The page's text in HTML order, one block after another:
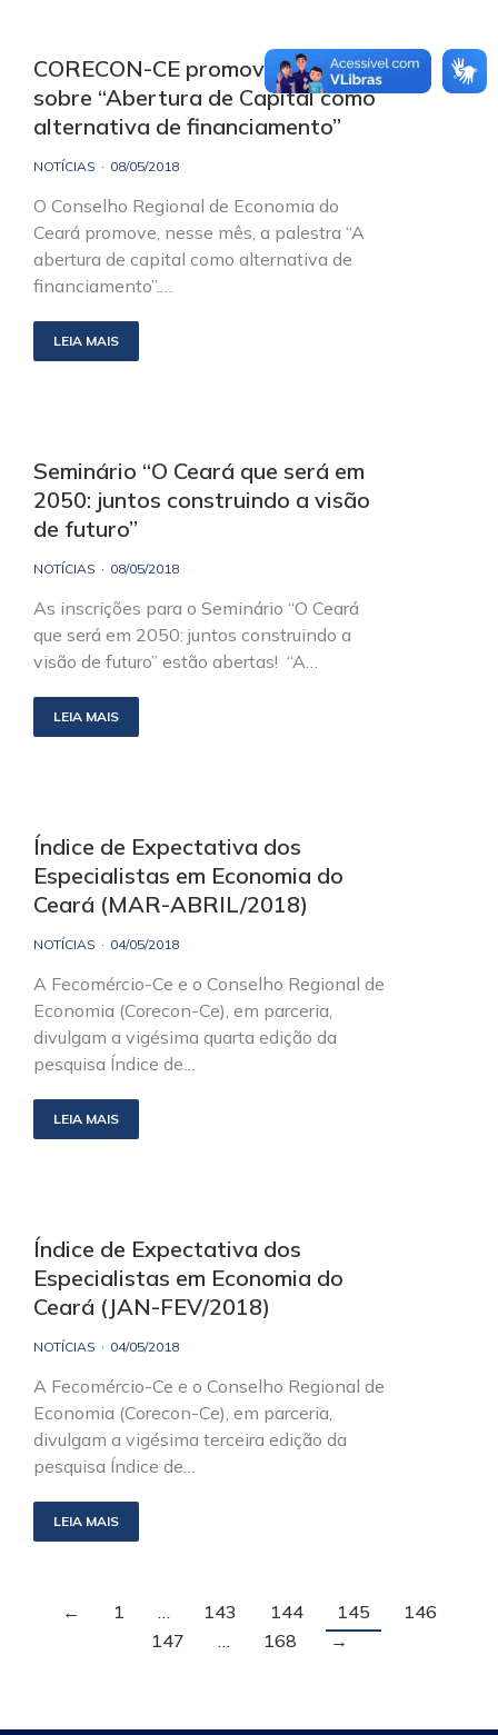
CORECON-CE promove palestra
sobre “Abertura de Capital como
alternativa de financiamento”
NOTÍCIAS 08/05/2018
O Conselho Regional de Economia do
Ceará promove, nesse mês, a palestra “A
abertura de capital como alternativa de
financiamento”.…
LEIA MAIS
Seminário “O Ceará que será em
2050: juntos construindo a visão
de futuro”
NOTÍCIAS 08/05/2018
As inscrições para o Seminário “O Ceará
que será em 2050: juntos construindo a
visão de futuro” estão abertas! “A…
LEIA MAIS
Índice de Expectativa dos
Especialistas em Economia do
Ceará (MAR-ABRIL/2018)
NOTÍCIAS 04/05/2018
A Fecomércio-Ce e o Conselho Regional de
Economia (Corecon-Ce), em parceria,
divulgam a vigésima quarta edição da
pesquisa Índice de…
LEIA MAIS
Índice de Expectativa dos
Especialistas em Economia do
Ceará (JAN-FEV/2018)
NOTÍCIAS 04/05/2018
A Fecomércio-Ce e o Conselho Regional de
Economia (Corecon-Ce), em parceria,
divulgam a vigésima terceira edição da
pesquisa Índice de…
LEIA MAIS
← 1 … 143 144 145
146
147
… 168 →